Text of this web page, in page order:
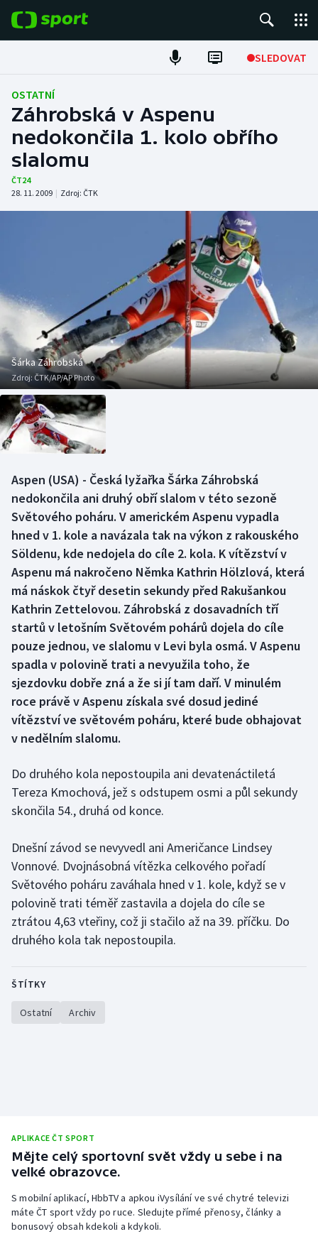
SLEDOVAT
Fotbal
Hokej
Tenis
Atletika
Americký fotbal
Baseball a softbal
Basketbal
Biatlon
Boby a skeleton
Curling
Dostihy
Florbal
Futsal
Golf
Gymnastika
Házená
Jezdectví
Judo
Krasobruslení
Lezení
Lyže a snowboard
Moderní pětiboj
Motorsport
Olympijské hry
Parasport
Rychlostní kanoistika
Short track
NEPŘEHLÉDNĚTE
Soutěže
Historické návraty
Aplikace ČT sport
AZ kvíz
OSTATNÍ
Záhrobská v Aspenu
nedokončila 1. kolo obřího
slalomu
ČT24
28. 11. 2009 | Zdroj: ČTK
Šárka Záhrobská
Zdroj: ČTK/AP/AP Photo
Aspen (USA) - Česká lyžařka Šárka Záhrobská
nedokončila ani druhý obří slalom v této sezoně
Světového poháru. V americkém Aspenu vypadla
hned v 1. kole a navázala tak na výkon z rakouského
Söldenu, kde nedojela do cíle 2. kola. K vítězství v
Aspenu má nakročeno Němka Kathrin Hölzlová, která
má náskok čtyř desetin sekundy před Rakušankou
Kathrin Zettelovou. Záhrobská z dosavadních tří
startů v letošním Světovém pohárů dojela do cíle
pouze jednou, ve slalomu v Levi byla osmá. V Aspenu
spadla v polovině trati a nevyužila toho, že
sjezdovku dobře zná a že si jí tam daří. V minulém
roce právě v Aspenu získala své dosud jediné
vítězství ve světovém poháru, které bude obhajovat
v nedělním slalomu.
Do druhého kola nepostoupila ani devatenáctiletá
Tereza Kmochová, jež s odstupem osmi a půl sekundy
skončila 54., druhá od konce.
Dnešní závod se nevyvedl ani Američance Lindsey
Vonnové. Dvojnásobná vítězka celkového pořadí
Světového poháru zaváhala hned v 1. kole, když se v
polovině trati téměř zastavila a dojela do cíle se
ztrátou 4,63 vteřiny, což ji stačilo až na 39. příčku. Do
druhého kola tak nepostoupila.
ŠTÍTKY
Ostatní Archiv
APLIKACE ČT SPORT
Mějte celý sportovní svět vždy u sebe i na
velké obrazovce.
S mobilní aplikací, HbbTV a apkou iVysílání ve své chytré televizi
máte ČT sport vždy po ruce. Sledujte přímé přenosy, články a
bonusový obsah kdekoli a kdykoli.